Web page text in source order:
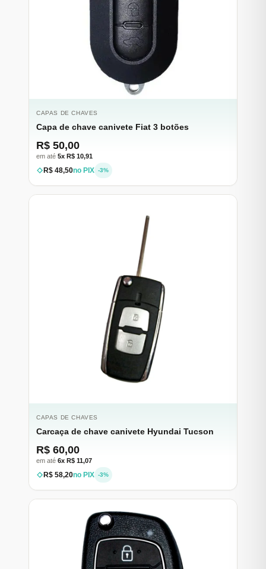
CAPAS DE CHAVES
Capa de chave canivete Fiat 3 botões
R$ 50,00
em até 5x R$ 10,91
R$ 48,50no PIX -3%
CAPAS DE CHAVES
Carcaça de chave canivete Hyundai Tucson
R$ 60,00
em até 6x R$ 11,07
R$ 58,20no PIX -3%